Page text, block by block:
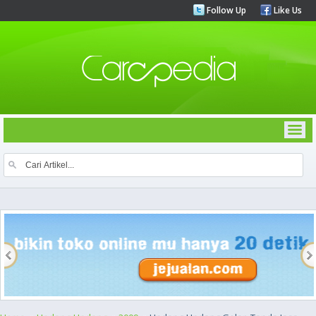
Follow Up Like Us